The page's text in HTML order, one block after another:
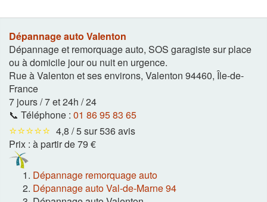
Dépannage auto Valenton
Dépannage et remorquage auto, SOS garagiste sur place
ou à domicile jour ou nuit en urgence.
Rue à Valenton et ses environs, Valenton 94460, Île-de-
France
7 jours / 7 et 24h / 24
📞 Téléphone : 01 86 95 83 65
⭐⭐⭐⭐⭐ 4,8 / 5 sur 536 avis
Prix : à partir de 79 €
Dépannage remorquage auto
Dépannage auto Val-de-Marne 94